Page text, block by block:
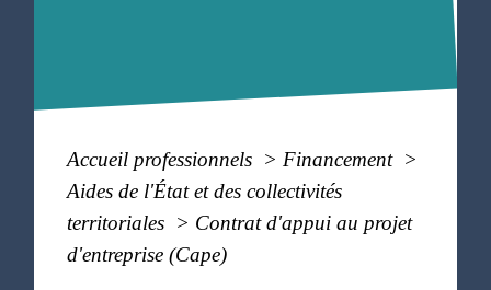
Accueil professionnels > Financement >
Aides de l'État et des collectivités
territoriales > Contrat d'appui au projet
d'entreprise (Cape)